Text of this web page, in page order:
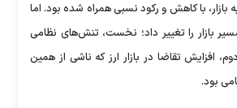
بازار، با کاهش و رکود نسبی همراه شده بود. اما
بازار را تغییر داد؛ نخست، تنش‌های نظامی
افزایش تقاضا در بازار ارز که ناشی از همین
بود.